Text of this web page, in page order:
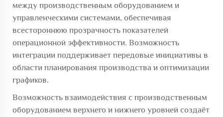
между производственным оборудованием и
управленческими системами, обеспечивая
всестороннюю прозрачность показателей
операционной эффективности. Возможность
интеграции поддерживает передовые инициативы в
области планирования производства и оптимизации
графиков.
Возможность взаимодействия с производственным
оборудованием верхнего и нижнего уровней создаёт